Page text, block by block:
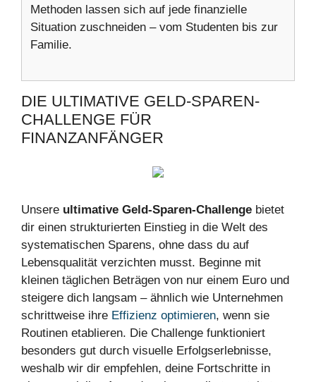
Methoden lassen sich auf jede finanzielle
Situation zuschneiden – vom Studenten bis zur
Familie.
DIE ULTIMATIVE GELD-SPAREN-
CHALLENGE FÜR
FINANZANFÄNGER
Unsere ultimative Geld-Sparen-Challenge bietet
dir einen strukturierten Einstieg in die Welt des
systematischen Sparens, ohne dass du auf
Lebensqualität verzichten musst. Beginne mit
kleinen täglichen Beträgen von nur einem Euro und
steigere dich langsam – ähnlich wie Unternehmen
schrittweise ihre Effizienz optimieren, wenn sie
Routinen etablieren. Die Challenge funktioniert
besonders gut durch visuelle Erfolgserlebnisse,
weshalb wir dir empfehlen, deine Fortschritte in